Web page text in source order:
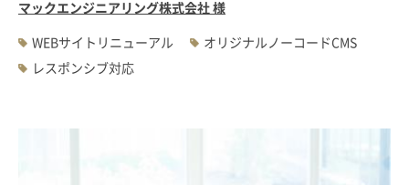
マックエンジニアリング株式会社 様
WEBサイトリニューアル
オリジナルノーコードCMS
レスポンシブ対応